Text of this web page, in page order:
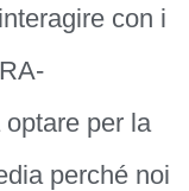
con i
per la
perché noi